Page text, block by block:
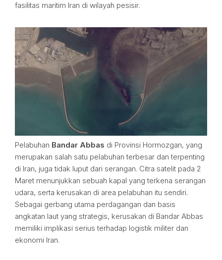
fasilitas maritim Iran di wilayah pesisir.
Pelabuhan Bandar Abbas di Provinsi Hormozgan, yang
merupakan salah satu pelabuhan terbesar dan terpenting
di Iran, juga tidak luput dari serangan. Citra satelit pada 2
Maret menunjukkan sebuah kapal yang terkena serangan
udara, serta kerusakan di area pelabuhan itu sendiri.
Sebagai gerbang utama perdagangan dan basis
angkatan laut yang strategis, kerusakan di Bandar Abbas
memiliki implikasi serius terhadap logistik militer dan
ekonomi Iran.